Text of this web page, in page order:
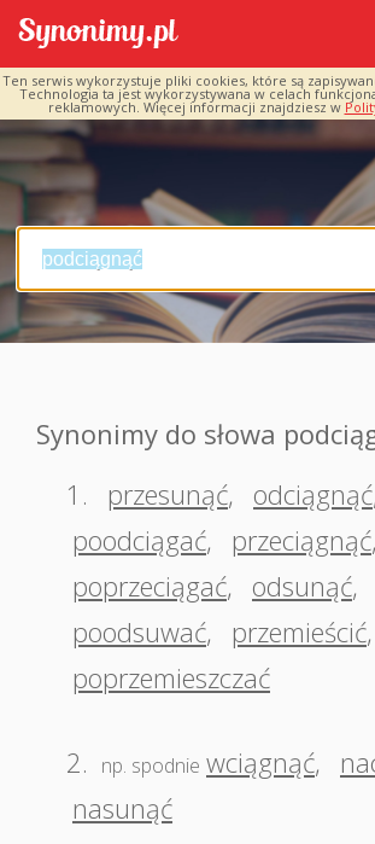
Ten serwis wykorzystuje pliki cookies, które są
Technologia ta jest wykorzystywana w celach
reklamowych. Więcej informacji znajdziesz w
Synonimy do słowa
1.
przesunąć, odciągnąć,
poodciągać, przeciągnąć,
poprzeciągać, odsunąć,
poodsuwać, przemieścić,
poprzemieszczać
2. np. spodnie wciągnąć,
nasunąć